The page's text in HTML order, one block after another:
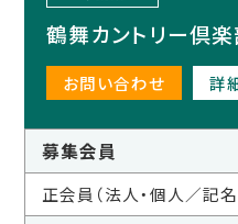
鶴舞カントリー倶
お問い合わせ 詳
募集会員
正会員（法人・個人／記名